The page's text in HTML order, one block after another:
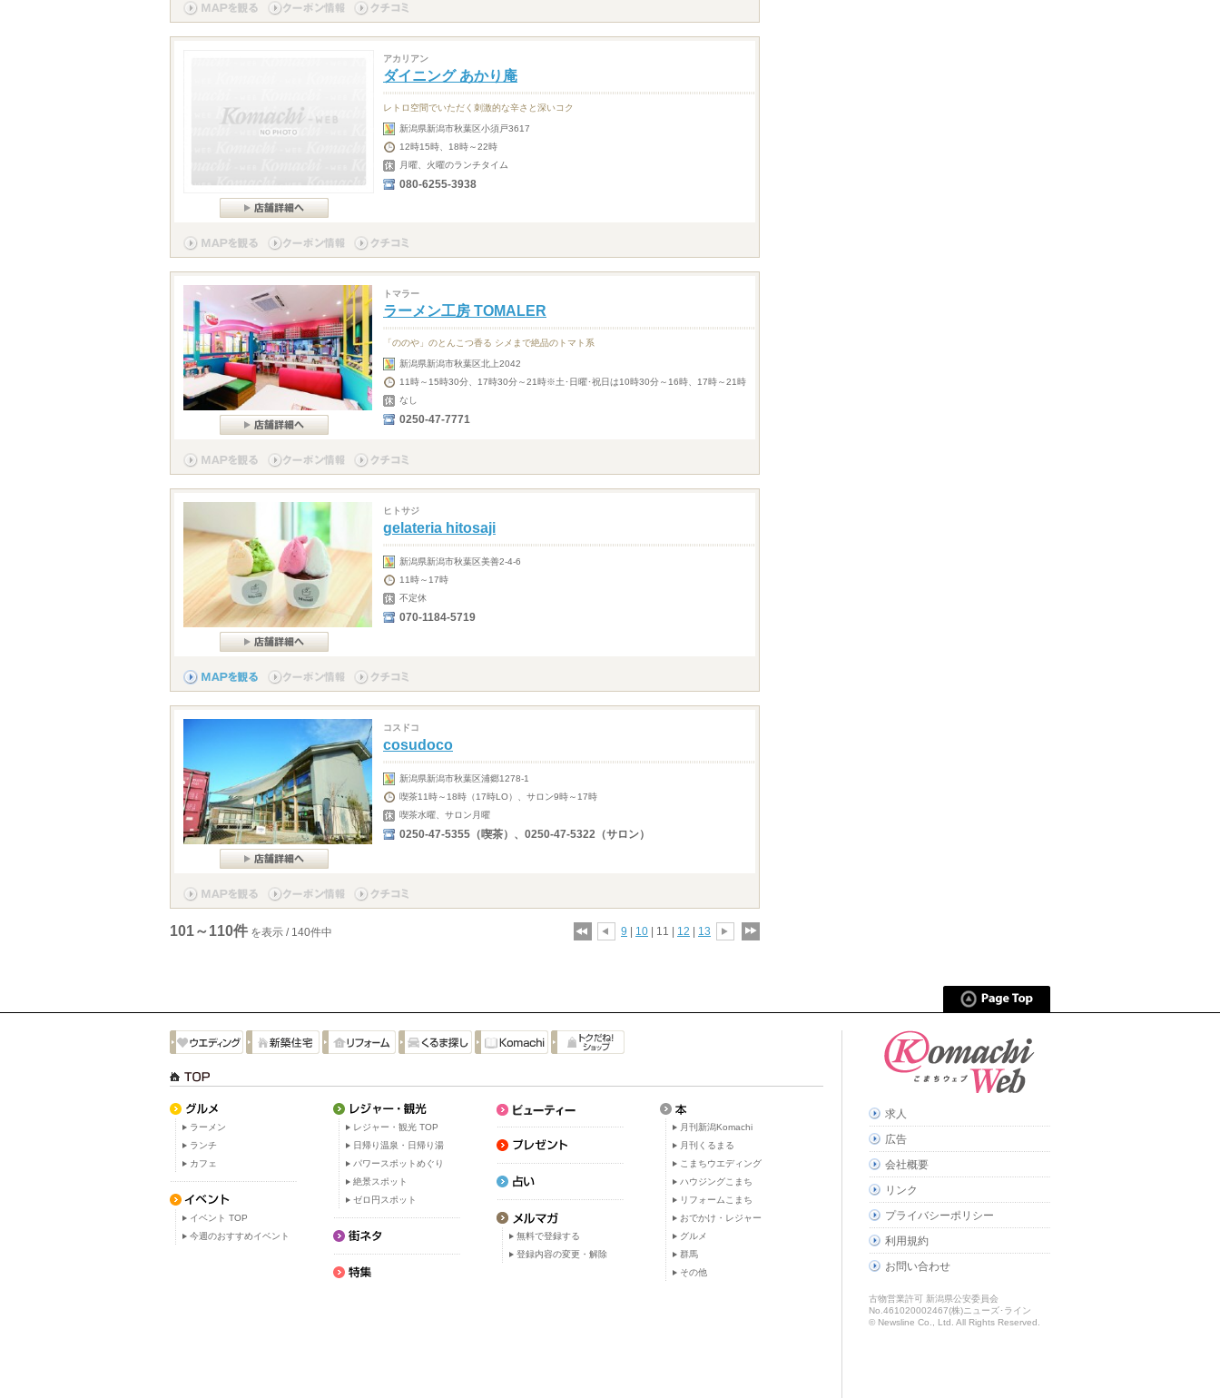
アカリアン
ダイニング あかり庵
レトロ空間でいただく刺激的な辛さと深いコク
新潟県新潟市秋葉区小須戸3617
12時15時、18時～22時
月曜、火曜のランチタイム
080-6255-3938
トマラー
ラーメン工房 TOMALER
「ののや」のとんこつ香る シメまで絶品のトマト系
新潟県新潟市秋葉区北上2042
11時～15時30分、17時30分～21時※土･日曜･祝日は10時30分～16時、17時～21時
なし
0250-47-7771
ヒトサジ
gelateria hitosaji
新潟県新潟市秋葉区美善2-4-6
11時～17時
不定休
070-1184-5719
コスドコ
cosudoco
新潟県新潟市秋葉区浦郷1278-1
喫茶11時～18時（17時LO）、サロン9時～17時
喫茶水曜、サロン月曜
0250-47-5355（喫茶）、0250-47-5322（サロン）
101～110件 を表示 / 140件中 9 | 10 | 11 | 12 | 13
ラーメン
ランチ
カフェ
イベント TOP
今週のおすすめイベント
レジャー・観光 TOP
日帰り温泉・日帰り湯
パワースポットめぐり
絶景スポット
ゼロ円スポット
無料で登録する
登録内容の変更・解除
月刊新潟Komachi
月刊くるまる
こまちウエディング
ハウジングこまち
リフォームこまち
おでかけ・レジャー
グルメ
群馬
その他
求人
広告
会社概要
リンク
プライバシーポリシー
利用規約
お問い合わせ
古物営業許可 新潟県公安委員会
No.461020002467(株)ニューズ･ライン
© Newsline Co., Ltd. All Rights Reserved.